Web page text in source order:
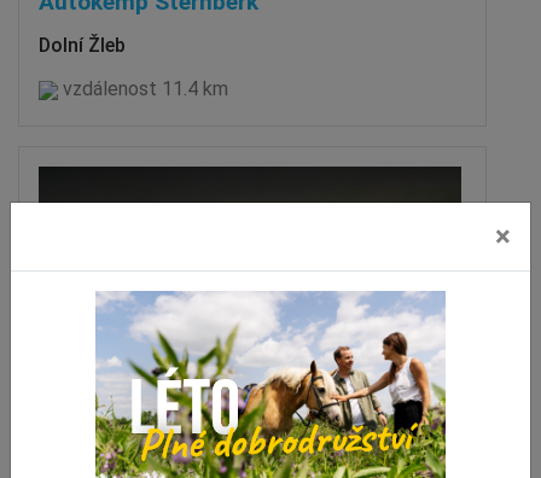
Dolní Žleb
vzdálenost 11.4 km
×